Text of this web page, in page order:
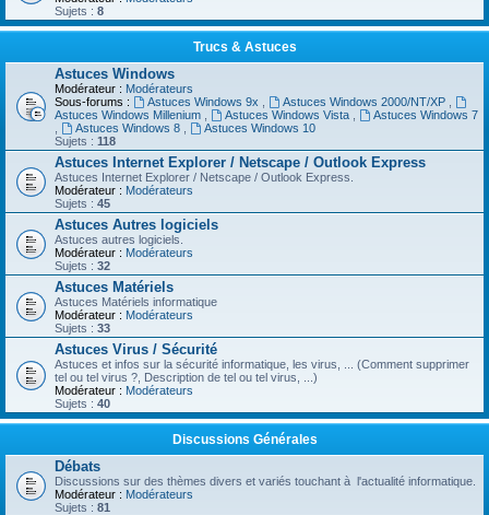
Sujets : 8
Trucs & Astuces
Astuces Windows
Modérateur : Modérateurs
Sous-forums :
Astuces Windows 9x Astuces Windows 2000/NT/XP
Astuces Windows Millenium
Astuces Windows Vista
Astuces Windows 7
Astuces Windows 8
Astuces Windows 10
Sujets : 118
Astuces Internet Explorer / Netscape / Outlook Express
Astuces Internet Explorer / Netscape / Outlook Express.
Modérateur : Modérateurs
Sujets : 45
Astuces Autres logiciels
Astuces autres logiciels.
Modérateur : Modérateurs
Sujets : 32
Astuces Matériels
Astuces Matériels informatique
Modérateur : Modérateurs
Sujets : 33
Astuces Virus / Sécurité
Astuces et infos sur la sécurité informatique, les virus, ... (Comment supprimer
tel ou tel virus ?, Description de tel ou tel virus, ...)
Modérateur : Modérateurs
Sujets : 40
Discussions Générales
Débats
Discussions sur des thèmes divers et variés touchant à l'actualité informatique.
Modérateur : Modérateurs
Sujets : 81